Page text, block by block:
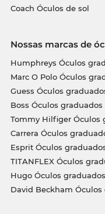
Coach Óculos de sol
Nossas marcas de
Humphreys Óculos
Marc O Polo Óculos
Guess Óculos
Boss Óculos graduados
Tommy Hilfiger Óculos
Carrera Óculos
Esprit Óculos
TITANFLEX Óculos
Hugo Óculos graduados
David Beckham Óculos